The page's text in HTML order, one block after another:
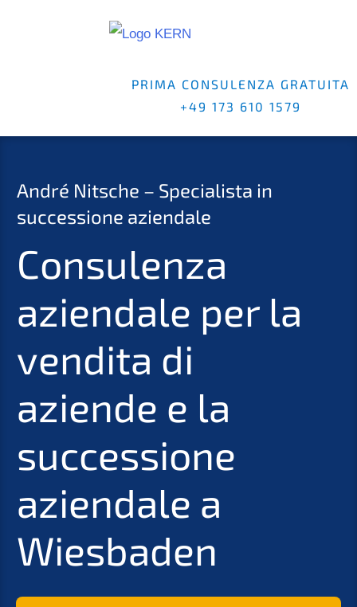
PRIMA CONSULENZA GRATUITA
+49 173 610 1579
André Nitsche – Specialista in
successione aziendale
Consulenza
aziendale per la
vendita di
aziende e la
successione
aziendale a
Wiesbaden